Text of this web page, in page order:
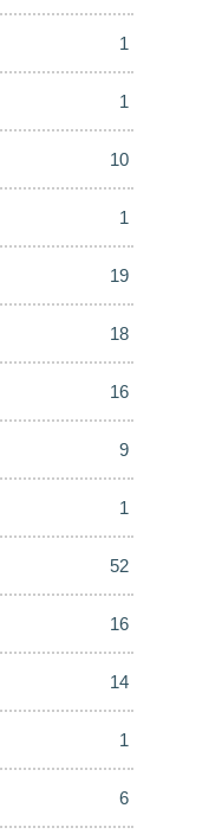
1
1
10
1
19
18
16
9
1
52
16
14
1
6